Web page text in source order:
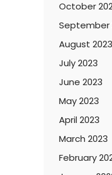
October
September
August 2023
July 2023
June 2023
May 2023
April 2023
March 2023
February